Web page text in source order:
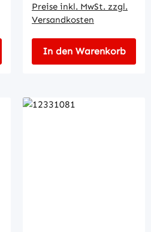
Preise inkl. MwSt. zzgl.
Versandkosten
In den Warenkorb